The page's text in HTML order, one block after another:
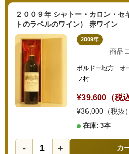
２００９年 シャトー・カロン・セ
トのラベルのワイン） 赤ワイン
2009年
商品
ボルドー地方 オ
フ村
¥39,600（税込
¥36,000（税抜）
在庫: 3本
- + カ